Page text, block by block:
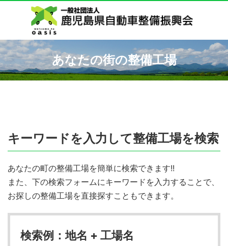
あなたの街の整備工場
キーワードを入力して整備工場を検索
あなたの町の整備工場を簡単に検索できます!!
また、下の検索フォームにキーワードを入力することで、
お探しの整備工場を直接探すこともできます。
検索例：地名 + 工場名